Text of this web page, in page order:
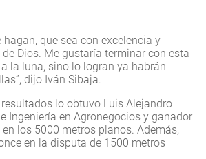
que sea con excelencia y
Dios. Me gustaría terminar con esta
a la luna, sino lo logran ya habrán
dijo Iván Sibaja.
lo obtuvo Luis Alejandro
Ingeniería en Agronegocios y ganador
los 5000 metros planos. Además,
en la disputa de 1500 metros